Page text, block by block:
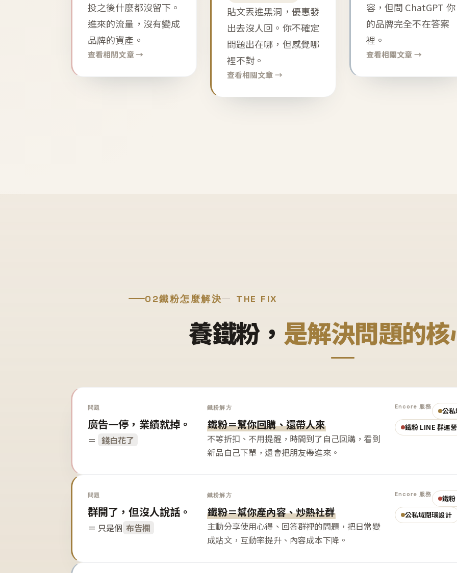
投之後什麼都沒留下。
進來的流量，沒有變成
品牌的資產。
查看相關文章 →
貼文丟進黑洞，優惠發
出去沒人回。你不確定
問題出在哪，但感覺哪
裡不對。
查看相關文章 →
容，但問 ChatGPT 你
的品牌完全不在答案
裡。
查看相關文章 →
02鐵粉怎麼解決 THE FIX
養鐵粉， 是解決問題的
問題
廣告一停，業績就掉。
＝ 錢白花了
鐵粉解方
鐵粉＝幫你回購、還帶人來
不等折扣、不用提醒，時間到了自己回購，看到
新品自己下單，還會把朋友帶進來。
Encore 服務
公
鐵粉 LINE 群運營
問題
群開了，但沒人說話。
＝ 只是個 布告欄
鐵粉解方
鐵粉＝幫你產內容、炒熱社群
主動分享使用心得、回答群裡的問題，把日常變
成貼文，互動率提升、內容成本下降。
Encore 服務
鐵
公私域閉環設計